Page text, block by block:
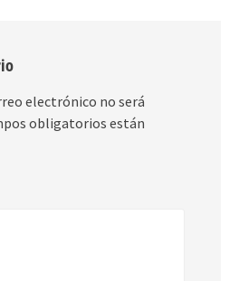
electrónico no será
obligatorios están